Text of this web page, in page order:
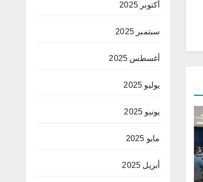
أكتوبر 2025
سبتمبر 2025
أغسطس 2025
يوليو 2025
يونيو 2025
مايو 2025
أبريل 2025